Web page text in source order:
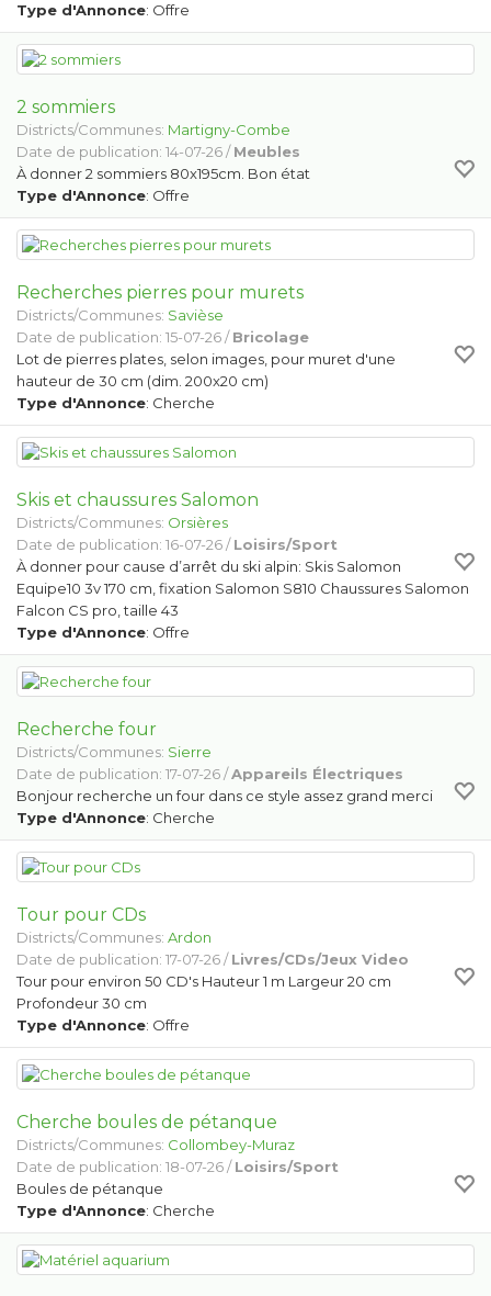
Type d'Annonce: Offre
2 sommiers
Districts/Communes: Martigny-Combe
Date de publication: 14-07-26 /Meubles
À donner 2 sommiers 80x195cm. Bon état
Type d'Annonce: Offre
Recherches pierres pour murets
Districts/Communes: Savièse
Date de publication: 15-07-26 /Bricolage
Lot de pierres plates, selon images, pour muret d'une
hauteur de 30 cm (dim. 200x20 cm)
Type d'Annonce: Cherche
Skis et chaussures Salomon
Districts/Communes: Orsières
Date de publication: 16-07-26 /Loisirs/Sport
À donner pour cause d’arrêt du ski alpin: Skis Salomon
Equipe10 3v 170 cm, fixation Salomon S810 Chaussures Salomon
Falcon CS pro, taille 43
Type d'Annonce: Offre
Recherche four
Districts/Communes: Sierre
Date de publication: 17-07-26 /Appareils Électriques
Bonjour recherche un four dans ce style assez grand merci
Type d'Annonce: Cherche
Tour pour CDs
Districts/Communes: Ardon
Date de publication: 17-07-26 /Livres/CDs/Jeux Video
Tour pour environ 50 CD's Hauteur 1 m Largeur 20 cm
Profondeur 30 cm
Type d'Annonce: Offre
Cherche boules de pétanque
Districts/Communes: Collombey-Muraz
Date de publication: 18-07-26 /Loisirs/Sport
Boules de pétanque
Type d'Annonce: Cherche